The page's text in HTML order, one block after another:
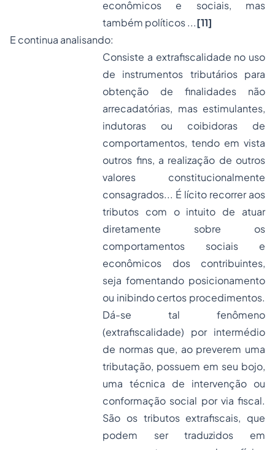
econômicos e sociais, mas
também políticos ...[11]
E continua analisando:
Consiste a extrafiscalidade no uso
de instrumentos tributários para
obtenção de finalidades não
arrecadatórias, mas estimulantes,
indutoras ou coibidoras de
comportamentos, tendo em vista
outros fins, a realização de outros
valores constitucionalmente
consagrados... É lícito recorrer aos
tributos com o intuito de atuar
diretamente sobre os
comportamentos sociais e
econômicos dos contribuintes,
seja fomentando posicionamento
ou inibindo certos procedimentos.
Dá-se tal fenômeno
(extrafiscalidade) por intermédio
de normas que, ao preverem uma
tributação, possuem em seu bojo,
uma técnica de intervenção ou
conformação social por via fiscal.
São os tributos extrafiscais, que
podem ser traduzidos em